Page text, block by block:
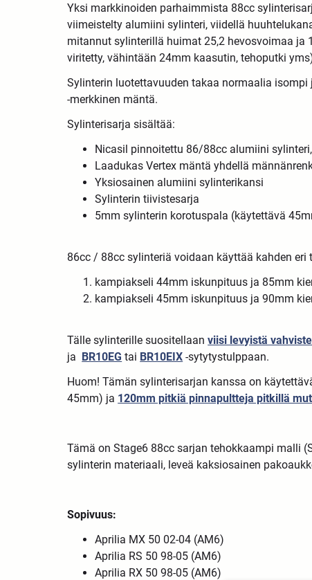
Yksi markkinoiden parhaimmista 88cc
viimeistelty alumiini sylinteri, viidellä
mitannut sylinterillä huimat 25,2 hevosvoimaa
viritetty, vähintään 24mm kaasutin, tehoputki
Sylinterin luotettavuuden takaa normaalia
-merkkinen mäntä.
Sylinterisarja sisältää:
Nicasil pinnoitettu 86/88cc alumiini
Laadukas Vertex mäntä yhdellä
Yksiosainen alumiini sylinterikansi
Sylinterin tiivistesarja
5mm sylinterin korotuspala (käytettävä
86cc / 88cc sylinteriä voidaan käyttää kahden eri
kampiakseli 44mm iskunpituus ja 85mm
kampiakseli 45mm iskunpituus ja 90mm
Tälle sylinterille suositellaanviisi levyistä
ja BR10EG tai BR10EIX -sytytystulppaan.
Huom! Tämän sylinterisarjan kanssa on
45mm) ja 120mm pitkiä pinnapultteja pitkillä
Tämä on Stage6 88cc sarjan tehokkaampi malli
sylinterin materiaali, leveä kaksiosainen
Sopivuus:
Aprilia MX 50 02-04 (AM6)
Aprilia RS 50 98-05 (AM6)
Aprilia RX 50 98-05 (AM6)